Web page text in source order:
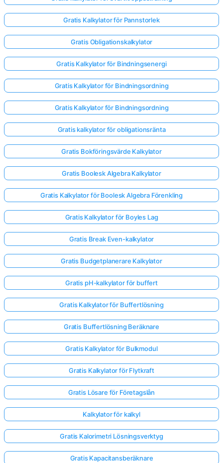
Gratis Kalkylator för Pannstorlek
Gratis Obligationskalkylator
Gratis Kalkylator för Bindningsenergi
Gratis Kalkylator för Bindningsordning
Gratis Kalkylator för Bindningsordning
Gratis kalkylator för obligationsränta
Gratis Bokföringsvärde Kalkylator
Gratis Boolesk Algebra Kalkylator
Gratis Kalkylator för Boolesk Algebra Förenkling
Gratis Kalkylator för Boyles Lag
Gratis Break Even-kalkylator
Gratis Budgetplanerare Kalkylator
Gratis pH-kalkylator för buffert
Gratis Kalkylator för Buffertlösning
Gratis Buffertlösning Beräknare
Gratis Kalkylator för Bulkmodul
Gratis Kalkylator för Flytkraft
Gratis Lösare för Företagslån
Kalkylator för kalkyl
Gratis Kalorimetri Lösningsverktyg
Gratis Kapacitansberäknare